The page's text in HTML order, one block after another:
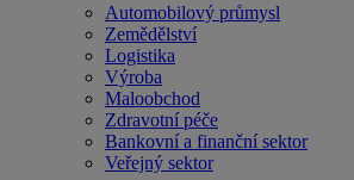
Automobilový průmysl
Zemědělství
Logistika
Výroba
Maloobchod
Zdravotní péče
Bankovní a finanční sektor
Veřejný sektor